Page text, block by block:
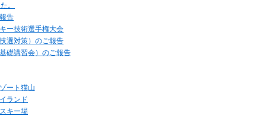
。
告
ー技術選手権大会
選対策）のご報告
礎講習会）のご報告
ート猫山
ランド
キー場